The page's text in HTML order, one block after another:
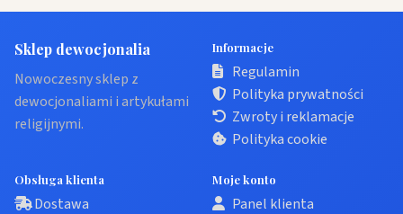
Sklep dewocjonalia
Nowoczesny sklep z
dewocjonaliami i artykułami
religijnymi.
Informacje
Regulamin
Polityka prywatności
Zwroty i reklamacje
Polityka cookie
Obsługa klienta
Dostawa
Moje konto
Panel klienta